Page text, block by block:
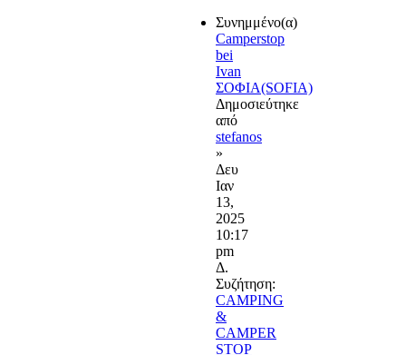
Συνημμένο(α)
Camperstop
bei
Ivan
ΣΟΦΙΑ(SOFIA)
Δημοσιεύτηκε
από
stefanos
»
Δευ
Ιαν
13,
2025
10:17
pm
Δ.
Συζήτηση:
CAMPING
&
CAMPER
STOP